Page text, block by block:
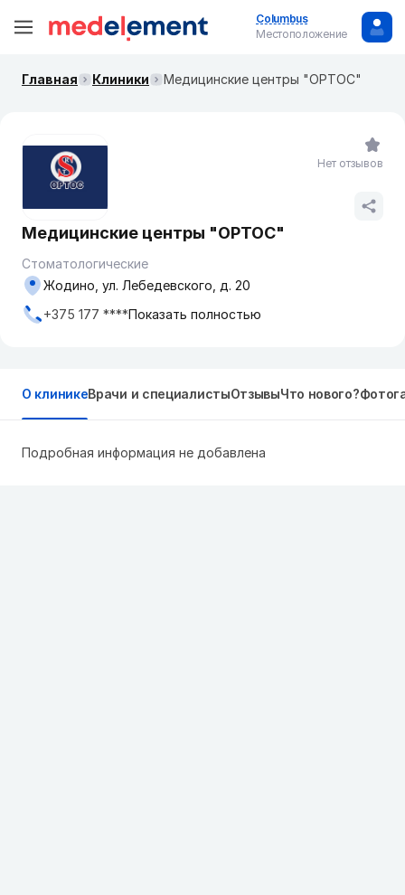
Columbus
Местоположение
Главная Клиники Медицинские центры "ОРТОС"
Медицинские центры "ОРТОС"
Стоматологические
Жодино, ул. Лебедевского, д. 20
+375 177 ****Показать полностью
Нет отзывов
О клиникеВрачи и специалистыОтзывыЧто нового?
Подробная информация не добавлена